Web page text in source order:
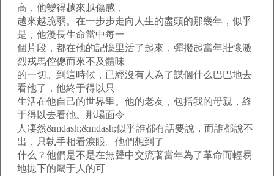
高，他變得越來越傷感，
越來越脆弱。在一步步走向人生的盡頭的那幾年，似乎
是，他漫長生命當中每一
個片段，都在他的記憶里活了起來，彈撥起當年壯懷激
烈戎馬倥傯而來不及體味
的一切。到這時候，已經沒有人為了謀個什么巴巴地去
看他了，他終于得以只
生活在他自己的世界里。他的老友，包括我的母親，終
于得以去看他。那場面令
人凄然&mdash;&mdash;似乎誰都有話要說，而誰都說不
出，只執手相看淚眼。他們想到了
什么？他們是不是在無聲中交流著當年為了革命而輕易
地拋下的屬于人的可